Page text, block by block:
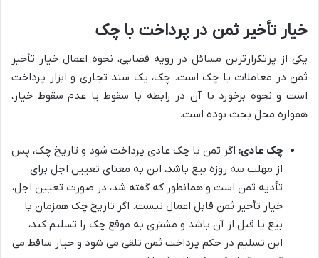
خیار تأخیر ثمن در پرداخت با چک
یکی از پرتکرارترین مسائل در رویه قضایی، نحوه اعمال خیار تأخیر
ثمن در معاملات با چک است. چک، یک سند تجاری و ابزار پرداخت
است و نحوه برخورد با آن در رابطه با سقوط یا عدم سقوط خیار،
همواره محل بحث بوده است.
چک عادی: اگر ثمن با چک عادی پرداخت شود و تاریخ چک، پس
از مهلت سه روزه بیع باشد، این به معنای تعیین اجل برای
تأدیه ثمن است و همانطور که گفته شد، در صورت تعیین اجل،
خیار تأخیر ثمن قابل اعمال نیست. اگر تاریخ چک همزمان با
بیع یا قبل از آن باشد و مشتری به موقع چک را تسلیم کند،
این تسلیم در حکم پرداخت ثمن تلقی می شود و خیار ساقط می